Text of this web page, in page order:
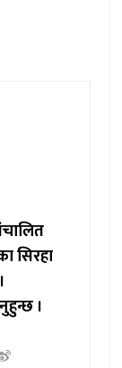
सिरहा
।